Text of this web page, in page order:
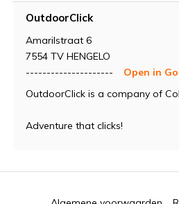
OutdoorClick
Amarilstraat 6
7554 TV HENGELO
---------------------
Open in
OutdoorClick is a company of
Adventure that clicks!